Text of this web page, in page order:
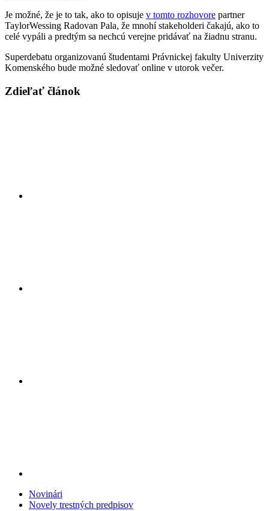
Je možné, že je to tak, ako to opisuje v tomto rozhovore partner
TaylorWessing Radovan Pala, že mnohí stakeholderi čakajú, ako to
celé vypáli a predtým sa nechcú verejne pridávať na žiadnu stranu.
Superdebatu organizovanú študentami Právnickej fakulty Univerzity
Komenského bude možné sledovať online v utorok večer.
Zdieľať článok
Novinári
Novely trestných predpisov